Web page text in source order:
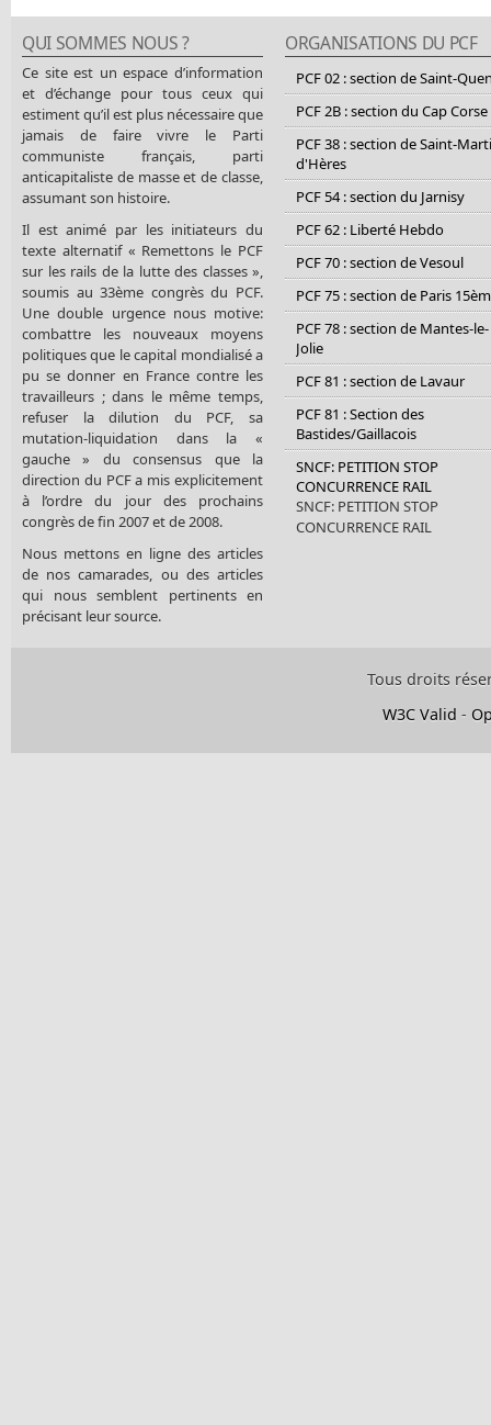
QUI SOMMES NOUS ?
Ce site est un espace d’information
et d’échange pour tous ceux qui
estiment qu’il est plus nécessaire que
jamais de faire vivre le Parti
communiste français, parti
anticapitaliste de masse et de classe,
assumant son histoire.
Il est animé par les initiateurs du
texte alternatif « Remettons le PCF
sur les rails de la lutte des classes »,
soumis au 33ème congrès du PCF.
Une double urgence nous motive:
combattre les nouveaux moyens
politiques que le capital mondialisé a
pu se donner en France contre les
travailleurs ; dans le même temps,
refuser la dilution du PCF, sa
mutation-liquidation dans la «
gauche » du consensus que la
direction du PCF a mis explicitement
à l’ordre du jour des prochains
congrès de fin 2007 et de 2008.
Nous mettons en ligne des articles
de nos camarades, ou des articles
qui nous semblent pertinents en
précisant leur source.
ORGANISATIONS DU PCF
PCF 02 : section de Saint-
PCF 2B : section du Cap Corse
PCF 38 : section de Saint-
d'Hères
PCF 54 : section du Jarnisy
PCF 62 : Liberté Hebdo
PCF 70 : section de Vesoul
PCF 75 : section de Paris
PCF 78 : section de Mantes-le-
Jolie
PCF 81 : section de Lavaur
PCF 81 : Section des
Bastides/Gaillacois
SNCF: PETITION STOP
CONCURRENCE RAIL
SNCF: PETITION STOP
CONCURRENCE RAIL
Tous droits
W3C Valid -